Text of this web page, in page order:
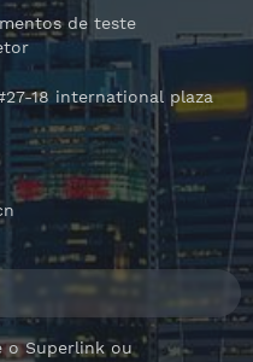
de teste
18 international plaza
o Superlink ou